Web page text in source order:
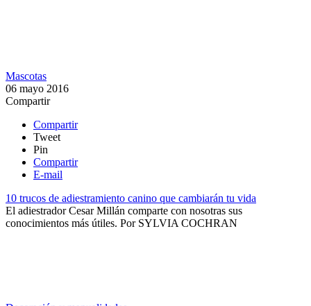
Mascotas
06 mayo 2016
Compartir
Compartir
Tweet
Pin
Compartir
E-mail
10 trucos de adiestramiento canino que cambiarán tu vida
El adiestrador Cesar Millán comparte con nosotras sus
conocimientos más útiles​. Por SYLVIA COCHRAN